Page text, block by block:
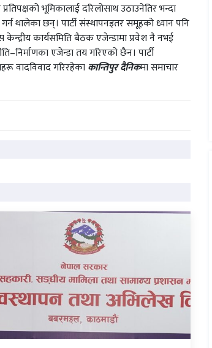
भूमिकालाई दरिलोसाथ उठाउनेतिर भन्दा
थालेका छन्। पार्टी संस्थापनइतर समूहको ध्यान पनि
कार्यसमिति बैठक एजेन्डामा प्रवेश नै नभई
एजेन्डा तय गरिएको छैन। पार्टी
वादविवाद गरिरहेकाकान्तिपुर दैनिकमा समाचार